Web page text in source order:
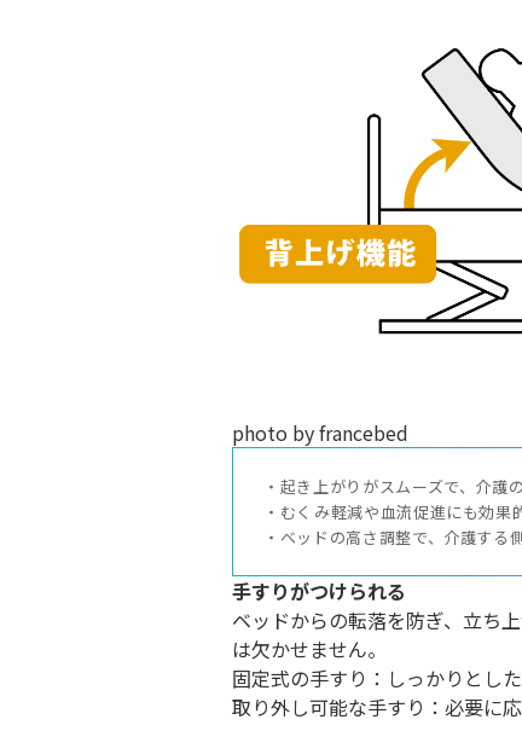
photo by francebed
・起き上がりがスムーズで、介護
・むくみ軽減や血流促進にも効果
・ベッドの高さ調整で、介護する
手すりがつけられる
ベッドからの転落を防ぎ、立ち
は欠かせません。
固定式の手すり：しっかりとし
取り外し可能な手すり：必要に